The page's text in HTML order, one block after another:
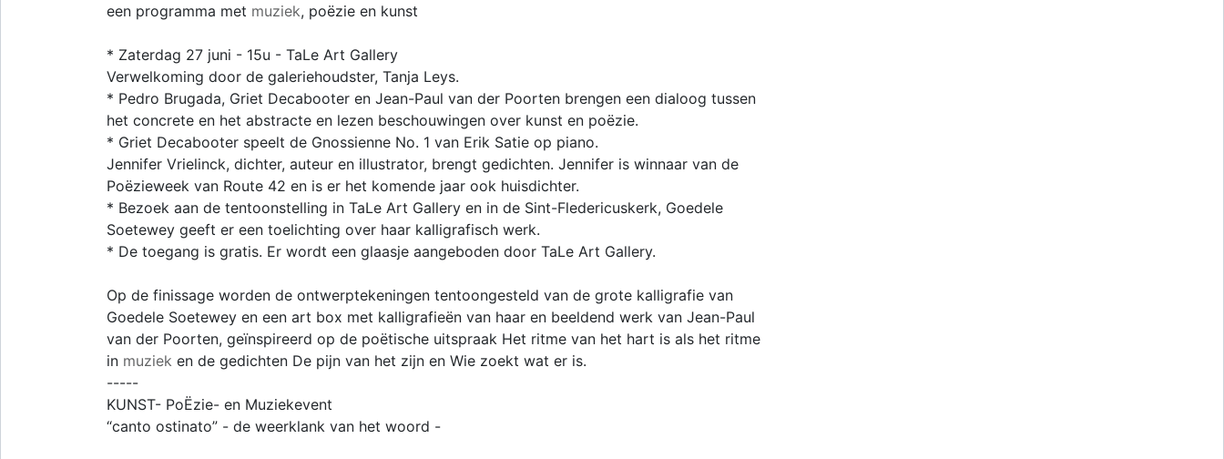
een programma met muziek, poëzie en kunst
* Zaterdag 27 juni - 15u - TaLe Art Gallery
Verwelkoming door de galeriehoudster, Tanja Leys.
* Pedro Brugada, Griet Decabooter en Jean-Paul van der Poorten brengen een dialoog tussen
het concrete en het abstracte en lezen beschouwingen over kunst en poëzie.
* Griet Decabooter speelt de Gnossienne No. 1 van Erik Satie op piano.
Jennifer Vrielinck, dichter, auteur en illustrator, brengt gedichten. Jennifer is winnaar van de
Poëzieweek van Route 42 en is er het komende jaar ook huisdichter.
* Bezoek aan de tentoonstelling in TaLe Art Gallery en in de Sint-Fledericuskerk, Goedele
Soetewey geeft er een toelichting over haar kalligrafisch werk.
* De toegang is gratis. Er wordt een glaasje aangeboden door TaLe Art Gallery.
Op de finissage worden de ontwerptekeningen tentoongesteld van de grote kalligrafie van
Goedele Soetewey en een art box met kalligrafieën van haar en beeldend werk van Jean-Paul
van der Poorten, geïnspireerd op de poëtische uitspraak Het ritme van het hart is als het ritme
in muziek en de gedichten De pijn van het zijn en Wie zoekt wat er is.
-----
KUNST- PoËzie- en Muziekevent
“canto ostinato” - de weerklank van het woord -